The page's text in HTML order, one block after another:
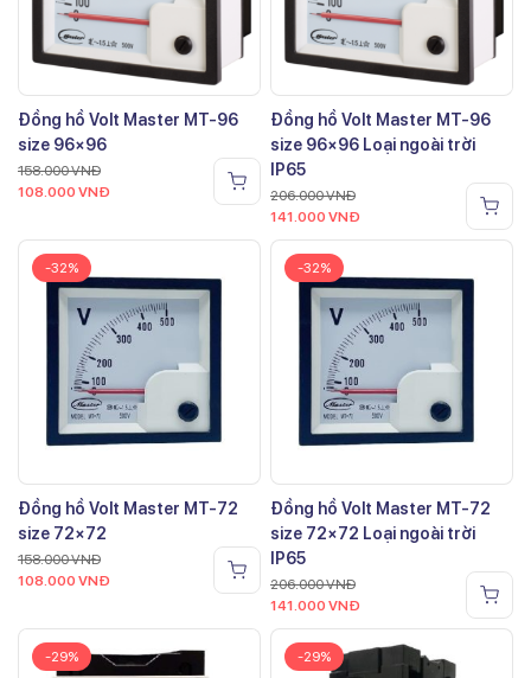
Đồng hồ Volt Master MT-96
size 96×96
158.000VNĐ
108.000 VNĐ
Đồng hồ Volt Master MT-96
size 96×96 Loại ngoài trời
IP65
206.000VNĐ
141.000 VNĐ
-32%
Đồng hồ Volt Master MT-72
size 72×72
158.000VNĐ
108.000 VNĐ
-32%
Đồng hồ Volt Master MT-72
size 72×72 Loại ngoài trời
IP65
206.000VNĐ
141.000 VNĐ
-29% -29%